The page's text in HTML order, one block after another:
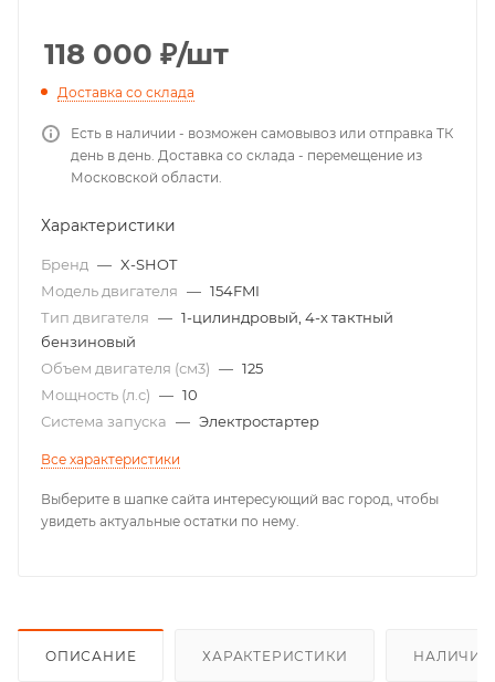
118 000 ₽/шт
Доставка со склада
Есть в наличии - возможен самовывоз или отправка ТК
день в день. Доставка со склада - перемещение из
Московской области.
Характеристики
Бренд — X-SHOT
Модель двигателя — 154FMI
Тип двигателя — 1-цилиндровый, 4-х тактный
бензиновый
Объем двигателя (см3) — 125
Мощность (л.с) — 10
Система запуска — Электростартер
Все характеристики
Выберите в шапке сайта интересующий вас город, чтобы
увидеть актуальные остатки по нему.
ОПИСАНИЕ ХАРАКТЕРИСТИКИ НАЛИЧИЕ